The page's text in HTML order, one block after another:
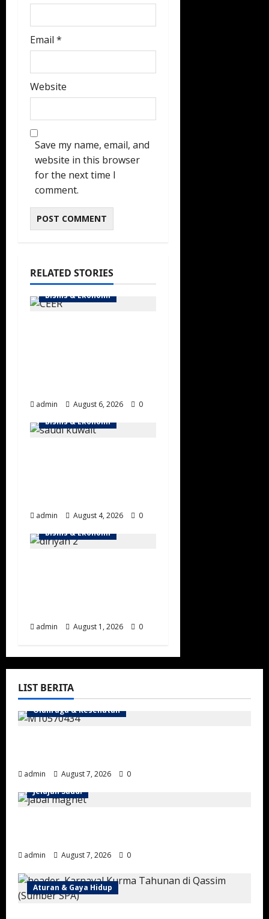
Email *
Website
Save my name, email, and
website in this browser
for the next time I
comment.
RELATED STORIES
Bisnis & Ekonomi
admin August 6, 2026
0
Bisnis & Ekonomi
admin August 4, 2026
0
Bisnis & Ekonomi
admin August 1, 2026 0
LIST BERITA
Olahraga & Kesehatan
admin August 7, 2026
0
Jelajah Saudi
admin August 7, 2026 0
Aturan & Gaya Hidup